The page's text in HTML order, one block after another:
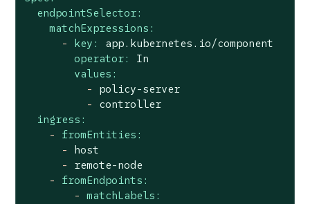
endpointSelector:
matchExpressions:
-
key:
app.kubernetes.io/component
operator:
In
values:
-
policy-server
-
controller
ingress:
-
fromEntities:
-
host
-
remote-node
-
fromEndpoints:
- matchLabels: